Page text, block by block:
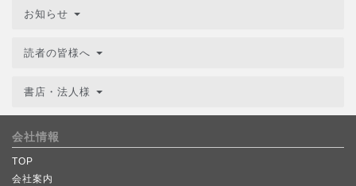
お知らせ
読者の皆様へ
書店・法人様
会社情報
TOP
会社案内